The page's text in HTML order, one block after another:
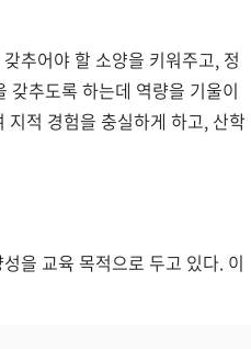
추어야 할 소양을 키워주고, 정
갖추도록 하는데 역량을 기울이
적 경험을 충실하게 하고, 산학
을 교육 목적으로 두고 있다. 이